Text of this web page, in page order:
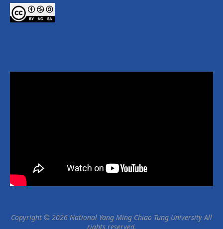
Copyright © 2026 National Yang Ming Chiao Tung University All
rights reserved.